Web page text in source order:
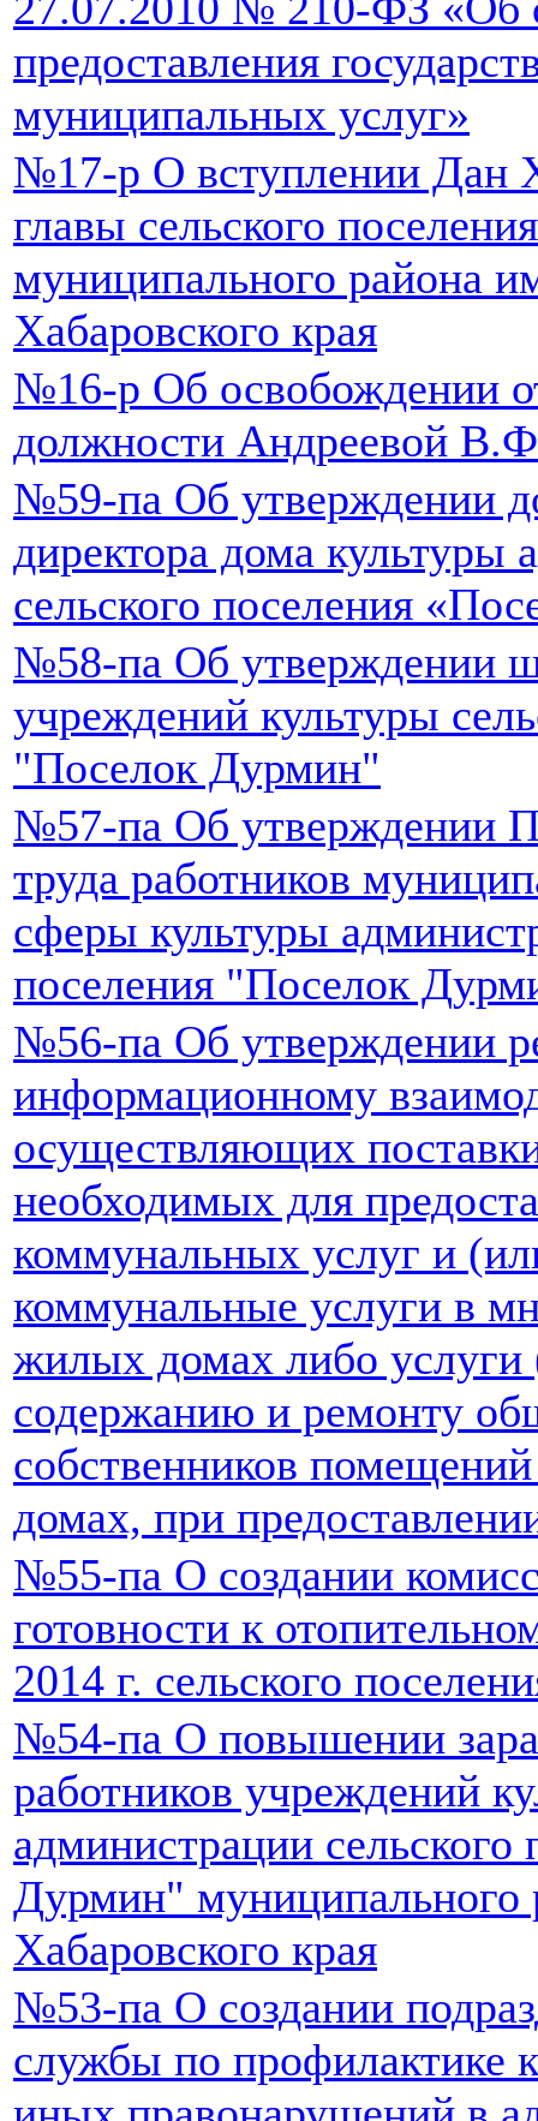
предоставления
муниципальных услуг»
№17-р О вступлении Дан
главы сельского
муниципального района
Хабаровского края
№16-р Об освобождении
должности Андреевой
№59-па Об утверждении
директора дома культуры
сельского поселения
№58-па Об утверждении
учреждений культуры
"Поселок Дурмин"
№57-па Об утверждении
труда работников
сферы культуры
поселения "Поселок
№56-па Об утверждении
информационному
осуществляющих
необходимых для
коммунальных услуг и
коммунальные услуги в
жилых домах либо услуги
содержанию и ремонту
собственников
домах, при
№55-па О создании
готовности к
2014 г. сельского
№54-па О повышении
работников учреждений
администрации
Дурмин" муниципального
Хабаровского края
№53-па О создании
службы по профилактике